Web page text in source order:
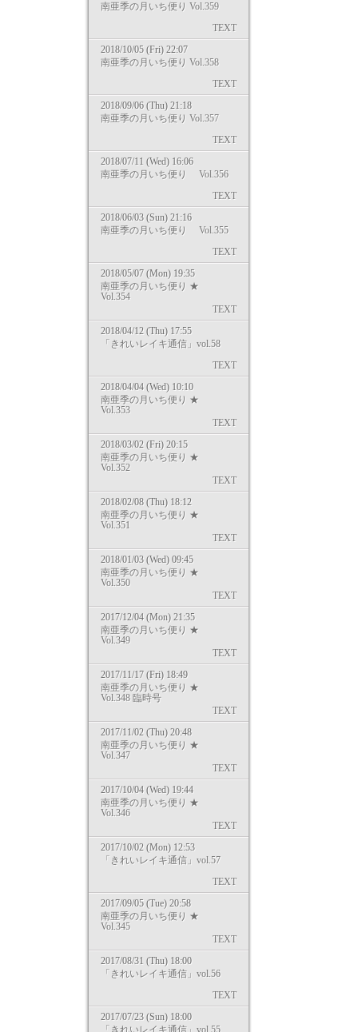
南亜季の月いち便り Vol.359
TEXT
2018/10/05 (Fri) 22:07
南亜季の月いち便り Vol.358
TEXT
2018/09/06 (Thu) 21:18
南亜季の月いち便り Vol.357
TEXT
2018/07/11 (Wed) 16:06
南亜季の月いち便り Vol.356
TEXT
2018/06/03 (Sun) 21:16
南亜季の月いち便り Vol.355
TEXT
2018/05/07 (Mon) 19:35
南亜季の月いち便り ★
Vol.354
TEXT
2018/04/12 (Thu) 17:55
「きれいレイキ通信」vol.58
TEXT
2018/04/04 (Wed) 10:10
南亜季の月いち便り ★
Vol.353
TEXT
2018/03/02 (Fri) 20:15
南亜季の月いち便り ★
Vol.352
TEXT
2018/02/08 (Thu) 18:12
南亜季の月いち便り ★
Vol.351
TEXT
2018/01/03 (Wed) 09:45
南亜季の月いち便り ★
Vol.350
TEXT
2017/12/04 (Mon) 21:35
南亜季の月いち便り ★
Vol.349
TEXT
2017/11/17 (Fri) 18:49
南亜季の月いち便り ★
Vol.348 臨時号
TEXT
2017/11/02 (Thu) 20:48
南亜季の月いち便り ★
Vol.347
TEXT
2017/10/04 (Wed) 19:44
南亜季の月いち便り ★
Vol.346
TEXT
2017/10/02 (Mon) 12:53
「きれいレイキ通信」vol.57
TEXT
2017/09/05 (Tue) 20:58
南亜季の月いち便り ★
Vol.345
TEXT
2017/08/31 (Thu) 18:00
「きれいレイキ通信」vol.56
TEXT
2017/07/23 (Sun) 18:00
「きれいレイキ通信」vol.55